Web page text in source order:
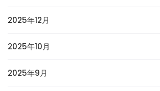
2025年12月
2025年10月
2025年9月